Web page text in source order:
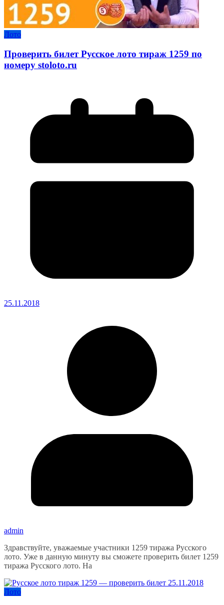
Лото
Проверить билет Русское лото тираж 1259 по
номеру stoloto.ru
25.11.2018
admin
Здравствуйте, уважаемые участники 1259 тиража Русского
лото. Уже в данную минуту вы сможете проверить билет 1259
тиража Русского лото. На
Лото